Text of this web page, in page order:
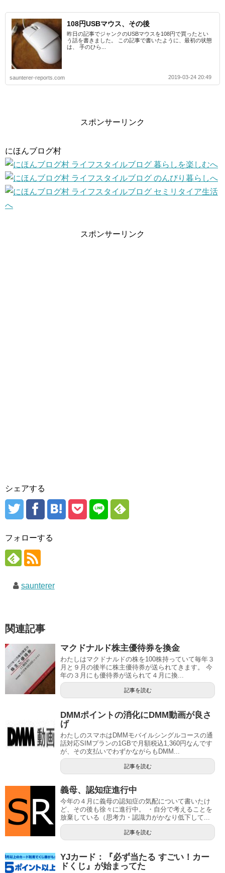
108円USBマウス、その後
昨日の記事でジャンクのUSBマウスを108円で買ったとい
う話を書きました。 この記事で書いたように、最初の状態
は、 手のひら...
saunterer-reports.com 2019-03-24 20:49
スポンサーリンク
にほんブログ村
スポンサーリンク
シェアする
フォローする
saunterer
関連記事
マクドナルド株主優待券を換金
わたしはマクドナルドの株を100株持っていて毎年３
月と９月の後半に株主優待券が送られてきます。 今
年の３月にも優待券が送られて４月に換...
記事を読む
DMMポイントの消化にDMM動画が良さ
げ
わたしのスマホはDMMモバイルシングルコースの通
話対応SIMプランの1GBで月額税込1,360円なんです
が、その支払いでわずかながらもDMM...
記事を読む
義母、認知症進行中
今年の４月に義母の認知症の気配について書いたけ
ど、その後も徐々に進行中。 ・自分で考えることを
放棄している（思考力・認識力がかなり低下して...
記事を読む
YJカード：『必ず当たる すごい！カー
ドくじ』が始まってた